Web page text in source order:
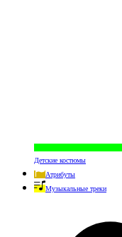
Детские костюмы
Атрибуты
Музыкальные треки